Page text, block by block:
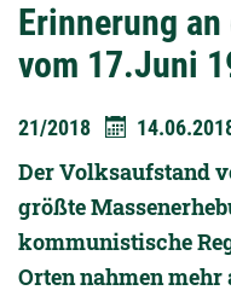
Erinnerung
vom 17.Juni
21/2018
Der Volksaufstand
größte
kommunistische
Orten nahmen